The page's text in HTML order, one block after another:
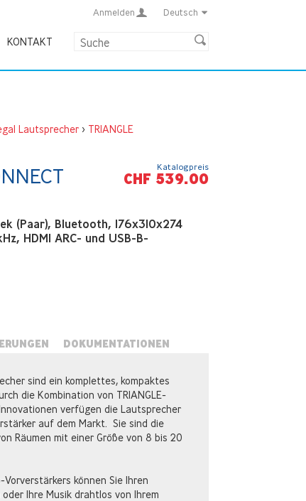
Anmelden Deutsch
KONTAKT
Lautsprecher> TRIANGLE
(Paar), Bluetooth, 176x310x274
HDMI ARC- und USB-B-
Katalogpreis
CHF 539.00
DOKUMENTATIONEN
sind ein komplettes, kompaktes
die Kombination von TRIANGLE-
verfügen die Lautsprecher
auf dem Markt. Sie sind die
Räumen mit einer Größe von 8 bis 20
können Sie Ihren
Ihre Musik drahtlos von Ihrem